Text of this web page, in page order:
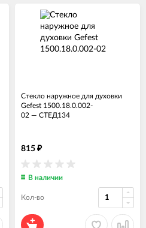
Стекло наружное для духовки
Gefest 1500.18.0.002-
02 — СТЕД134
815 ₽
В наличии
Кол-во